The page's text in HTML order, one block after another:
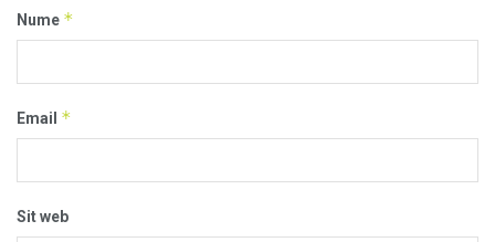
Nume *
Email *
Sit web